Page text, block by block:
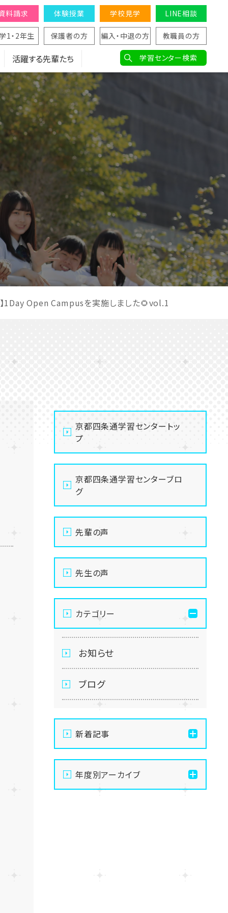
活躍する先輩たち
料請求 体験授業 学校見学 LINE相談
1・2年生 保護者の方 編入・中退の方 教職員の方
学習センター検索
1Day Open Campusを実施しました🌻vol.1
京都四条通学習センタートッ
プ
京都四条通学習センターブロ
グ
先輩の声
先生の声
カテゴリー
お知らせ
ブログ
新着記事
通信制高校の学習風景
年度別アーカイブ